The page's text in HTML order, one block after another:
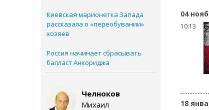
Киевская марионетка Запада
рассказала о «переобувании»
хозяев
Россия начинает сбрасывать
балласт Анкориджа
Челноков
Михаил
04
10:13
18